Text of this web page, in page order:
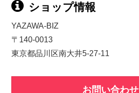
ショップ情報
YAZAWA-BIZ
〒140-0013
東京都品川区南大井5-27-11
お問い合わせ